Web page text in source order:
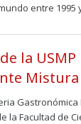
entre 1995
la
Mistura
la Facultad de